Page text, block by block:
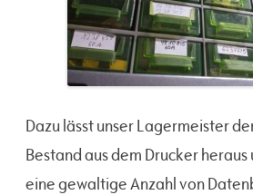
Dazu lässt unser Lagermeister
Bestand aus dem Drucker
eine gewaltige Anzahl von